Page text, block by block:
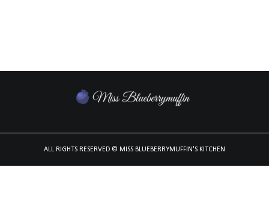
ALL RIGHTS RESERVED © MISS BLUEBERRYMUFFIN'S KITCHEN